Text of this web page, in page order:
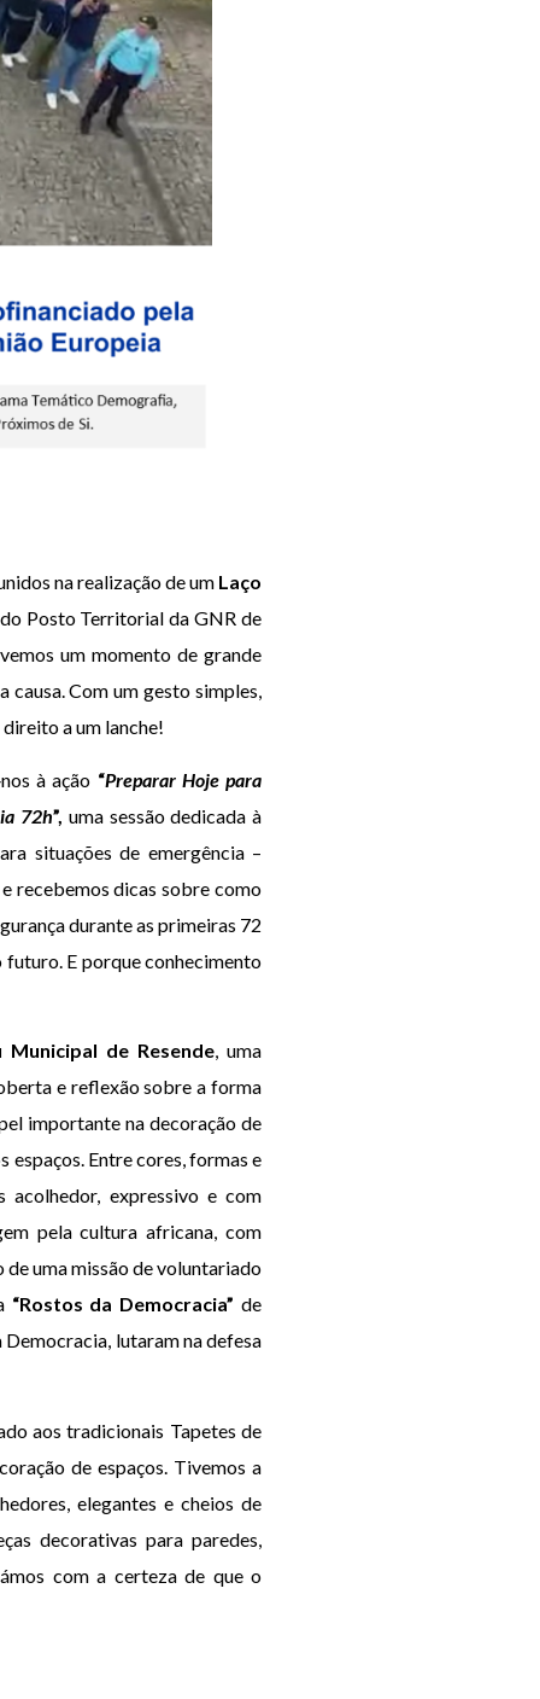
na realização de um Laço
Posto Territorial da GNR de
um momento de grande
Com um gesto simples,
a um lanche!
à ação “Preparar Hoje para
72h”, uma sessão dedicada à
situações de emergência –
recebemos dicas sobre como
durante as primeiras 72
futuro. E porque conhecimento
de Resende, uma
e reflexão sobre a forma
importante na decoração de
Entre cores, formas e
acolhedor, expressivo e com
pela cultura africana, com
uma missão de voluntariado
“Rostos da Democracia” de
Democracia, lutaram na defesa
aos tradicionais Tapetes de
de espaços. Tivemos a
elegantes e cheios de
decorativas para paredes,
com a certeza de que o